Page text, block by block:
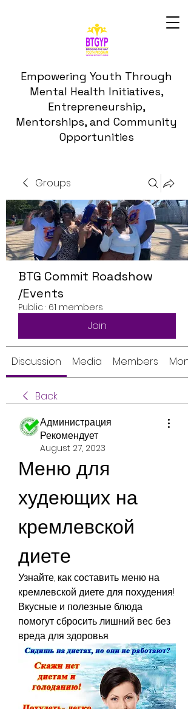
Empowering Youth Through
Mental Health Initiatives,
Entrepreneurship,
Mentorships, and Community
Opportunities
Groups
BTG Commit Roadshow
/Events
Public · 61 members
Join
Discussion Media Members
Back
Администрация
Рекомендует
August 27, 2023
Меню для
худеющих на
кремлевской
диете
Узнайте, как составить меню на
кремлевской диете для похудения!
Вкусные и полезные блюда
помогут сбросить лишний вес без
вреда для здоровья.